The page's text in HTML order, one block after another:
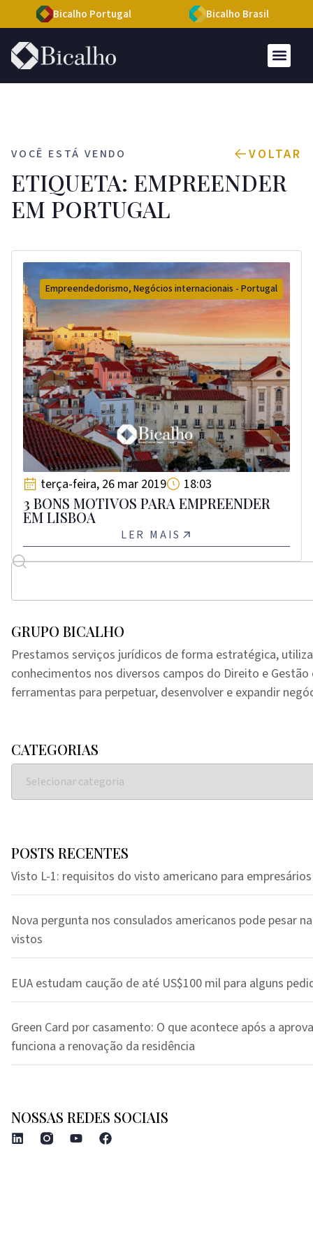
Bicalho Portugal Bicalho Brasil
VOCÊ ESTÁ VENDO VOLTAR
ETIQUETA: EMPREENDER
EM PORTUGAL
Empreendedorismo, Negócios internacionais - Portugal
terça-feira, 26 mar 2019 18:03
3 BONS MOTIVOS PARA EMPREENDER
EM LISBOA
LER MAIS
GRUPO BICALHO
Prestamos serviços jurídicos de forma estratégica,
conhecimentos nos diversos campos do Direito e
ferramentas para perpetuar, desenvolver e expandir
CATEGORIAS
POSTS RECENTES
Visto L-1: requisitos do visto americano para empresários
Nova pergunta nos consulados americanos pode pesar
vistos
EUA estudam caução de até US$100 mil para alguns
Green Card por casamento: O que acontece após a
funciona a renovação da residência
NOSSAS REDES SOCIAIS